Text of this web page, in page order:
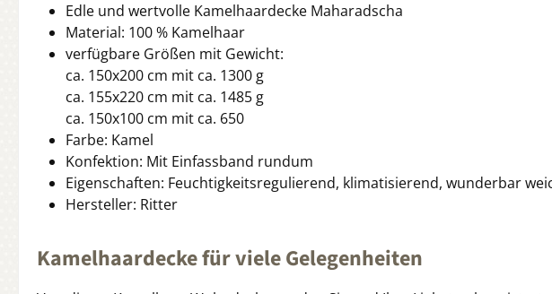
Edle und wertvolle Kamelhaardecke Maharadscha
Material: 100 % Kamelhaar
verfügbare Größen mit Gewicht:
ca. 150x200 cm mit ca. 1300 g
ca. 155x220 cm mit ca. 1485 g
ca. 150x100 cm mit ca. 650
Farbe: Kamel
Konfektion: Mit Einfassband rundum
Eigenschaften: Feuchtigkeitsregulierend, klimatisierend, wunderbar
Hersteller: Ritter
Kamelhaardecke für viele Gelegenheiten